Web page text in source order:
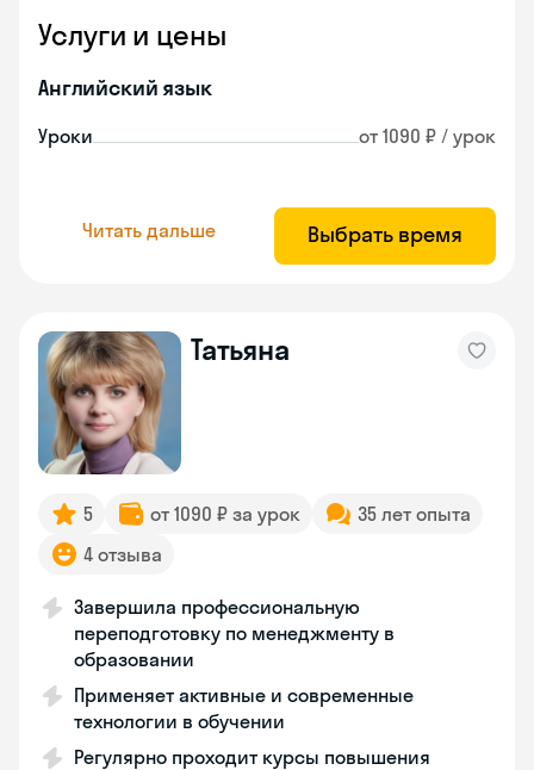
Услуги и цены
Английский язык
Уроки от 1090 ₽ / урок
Читать дальше Выбрать время
Татьяна
5 от 1090 ₽ за урок
35 лет опыта
4 отзыва
Завершила профессиональную
переподготовку по менеджменту в
образовании
Применяет активные и современные
технологии в обучении
Регулярно проходит курсы повышения